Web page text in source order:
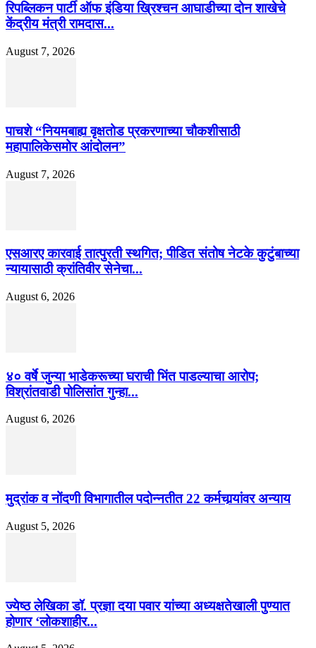
रिपब्लिकन पार्टी ऑफ इंडिया ख्रिश्चन आघाडीच्या दोन शाखेचे
केंद्रीय मंत्री रामदास...
August 7, 2026
पाचशे “नियमबाह्य वृक्षतोड प्रकरणाच्या चौकशीसाठी
महापालिकेसमोर आंदोलन”
August 7, 2026
एसआरए कारवाई तात्पुरती स्थगित; पीडित संतोष नेटके कुटुंबाच्या
न्यायासाठी क्रांतिवीर सेनेचा...
August 6, 2026
४० वर्षे जुन्या भाडेकरूच्या घराची भिंत पाडल्याचा आरोप;
विश्रांतवाडी पोलिसांत गुन्हा...
August 6, 2026
मुद्रांक व नोंदणी विभागातील पदोन्नतीत 22 कर्मचार्‍यांवर अन्याय
August 5, 2026
ज्येष्ठ लेखिका डॉ. प्रज्ञा दया पवार यांच्या अध्यक्षतेखाली पुण्यात
होणार ‘लोकशाहीर...